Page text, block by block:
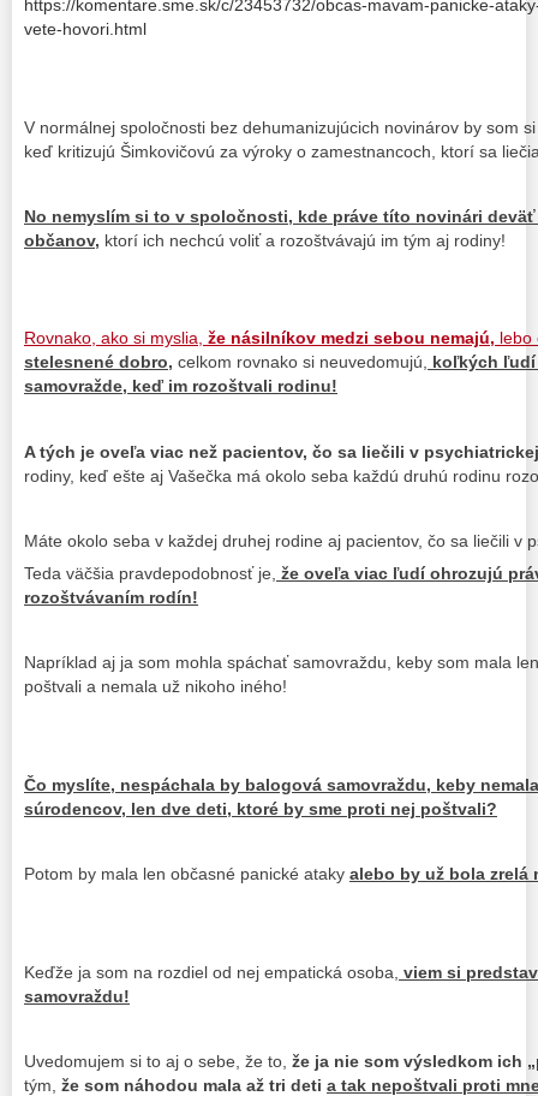
https://komentare.sme.sk/c/23453732/obcas-mavam-panicke-
vete-hovori.html
V normálnej spoločnosti bez dehumanizujúcich novinárov by som
keď kritizujú Šimkovičovú za výroky o zamestnancoch, ktorí sa
No nemyslím si to v spoločnosti, kde práve títo novinári
občanov, ktorí ich nechcú voliť a rozoštvávajú im tým aj rodiny!
Rovnako, ako si myslia, že násilníkov medzi sebou nemajú, lebo
stelesnené dobro, celkom rovnako si neuvedomujú, koľkých ľudí
samovražde, keď im rozoštvali rodinu!
A tých je oveľa viac než pacientov, čo sa liečili v
rodiny, keď ešte aj Vašečka má okolo seba každú druhú rodinu
Máte okolo seba v každej druhej rodine aj pacientov, čo sa liečili v
Teda väčšia pravdepodobnosť je, že oveľa viac ľudí ohrozujú
rozoštvávaním rodín!
Napríklad aj ja som mohla spáchať samovraždu, keby som mala
poštvali a nemala už nikoho iného!
Čo myslíte, nespáchala by balogová samovraždu, keby
súrodencov, len dve deti, ktoré by sme proti nej poštvali?
Potom by mala len občasné panické ataky alebo by už bola zrelá
Keďže ja som na rozdiel od nej empatická osoba, viem si
samovraždu!
Uvedomujem si to aj o sebe, že to, že ja nie som výsledkom ich
tým, že som náhodou mala až tri deti a tak nepoštvali proti